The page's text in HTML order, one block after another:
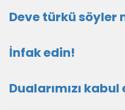
Deve türkü söyler
İnfak edin!
Dualarımızı